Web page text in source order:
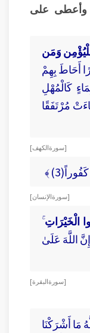
وأعطى على
وَمَن
أَحَاطَ بِهِمْ
كَالْمُهْلِ
مُرْتَفَقًا
[ سورة الكهف ]
﴾
[ سورة الإنسان ]
الْخَيْرَاتِ
اللَّهَ عَلَىٰ
[ سورة البقرة ]
مَا أَشْرَكْنَا